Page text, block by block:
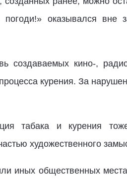
оказывался вне
создаваемых кино-,
курения. За
табака и курения
художественного
иных общественных